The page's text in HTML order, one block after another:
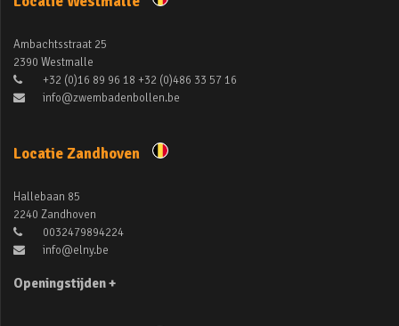
Ambachtsstraat 25
2390 Westmalle
+32 (0)16 89 96 18 +32 (0)486 33 57 16
info@zwembadenbollen.be
Locatie Zandhoven
Hallebaan 85
2240 Zandhoven
0032479894224
info@elny.be
Openingstijden +